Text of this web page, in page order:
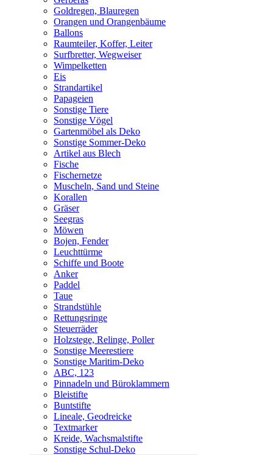
Goldregen, Blauregen
Orangen und Orangenbäume
Ballons
Raumteiler, Koffer, Leiter
Surfbretter, Wegweiser
Wimpelketten
Eis
Strandartikel
Papageien
Sonstige Tiere
Sonstige Vögel
Gartenmöbel als Deko
Sonstige Sommer-Deko
Artikel aus Blech
Fische
Fischernetze
Muscheln, Sand und Steine
Korallen
Gräser
Seegras
Möwen
Bojen, Fender
Leuchttürme
Schiffe und Boote
Anker
Paddel
Taue
Strandstühle
Rettungsringe
Steuerräder
Holzstege, Relinge, Poller
Sonstige Meerestiere
Sonstige Maritim-Deko
ABC, 123
Pinnadeln und Büroklammern
Bleistifte
Buntstifte
Lineale, Geodreicke
Textmarker
Kreide, Wachsmalstifte
Sonstige Schul-Deko